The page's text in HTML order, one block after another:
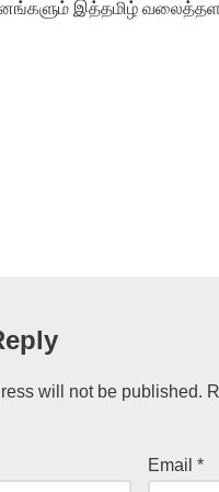
இத்தமிழ்
will not be published.
Email*